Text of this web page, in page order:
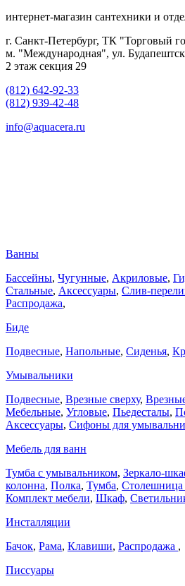
интернет-магазин сантехники и
г. Санкт-Петербург, ТК "Торговый
м. "Международная", ул.
2 этаж секция 29
(812) 642-92-33
(812) 939-42-48
info@aquacera.ru
Ванны
Бассейны, Чугунные, Акриловые,
Стальные, Аксессуары, Слив-
Распродажа,
Биде
Подвесные, Напольные, Сиденья,
Умывальники
Подвесные, Врезные сверху,
Мебельные, Угловые, Пьедесталы,
Аксессуары, Сифоны для
Мебель для ванн
Тумба с умывальником, Зеркало-
колонна, Полка, Тумба, Столешница
Комплект мебели, Шкаф,
Инсталляции
Бачок, Рама, Клавиши, Распродажа ,
Писсуары